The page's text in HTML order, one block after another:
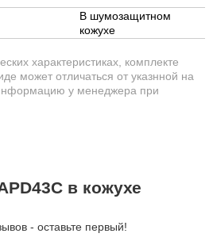
В шумозащитном
кожухе
характеристиках, комплекте
может отличаться от указнной на
у менеджера при
в кожухе
- оставьте первый!